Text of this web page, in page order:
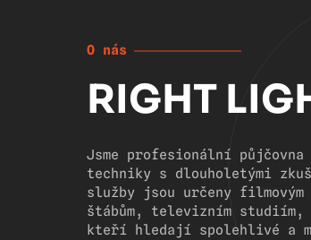
O nás
RIGHT
Jsme profesionální
techniky s dlouholetými
služby jsou určeny filmovým
štábům, televizním studiím,
kteří hledají spolehlivé a